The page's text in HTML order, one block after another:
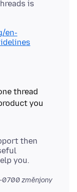
is
en-
thread
you
then
0700 změnjony